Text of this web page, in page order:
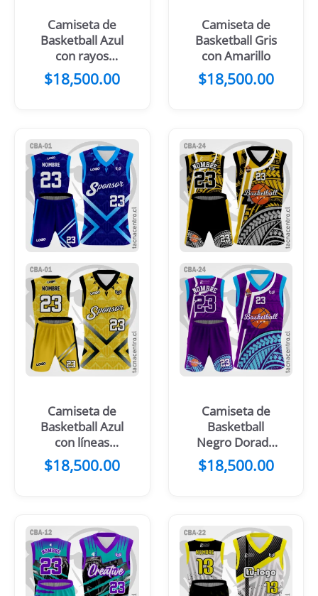
Camiseta de
Basketball Azul
con rayos
verdes
$18,500.00
Camiseta de
Basketball Gris
con Amarillo
$18,500.00
Camiseta de
Basketball Azul
con líneas
Celestes
$18,500.00
Camiseta de
Basketball
Negro Dorado
Gris y Blanco
$18,500.00